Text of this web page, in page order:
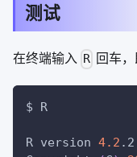
测试
在终端输入 R 回车
$ R
R version 4.2